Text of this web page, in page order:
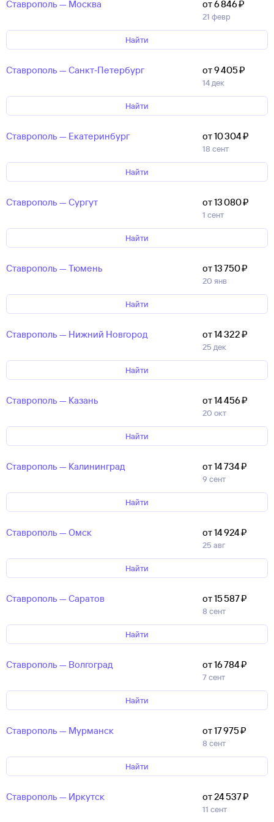
Ставрополь — Москва от 6 ⁠846 ⁠₽
21 февр
Найти
Ставрополь — Санкт‑Петербург от 9 ⁠405 ⁠₽
14 дек
Найти
Ставрополь — Екатеринбург от 10 ⁠304 ⁠₽
18 сент
Найти
Ставрополь — Сургут от 13 ⁠080 ⁠₽
1 сент
Найти
Ставрополь — Тюмень от 13 ⁠750 ⁠₽
20 янв
Найти
Ставрополь — Нижний Новгород от 14 ⁠322 ⁠₽
25 дек
Найти
Ставрополь — Казань от 14 ⁠456 ⁠₽
20 окт
Найти
Ставрополь — Калининград от 14 ⁠734 ⁠₽
9 сент
Найти
Ставрополь — Омск от 14 ⁠924 ⁠₽
25 авг
Найти
Ставрополь — Саратов от 15 ⁠587 ⁠₽
8 сент
Найти
Ставрополь — Волгоград от 16 ⁠784 ⁠₽
7 сент
Найти
Ставрополь — Мурманск от 17 ⁠975 ⁠₽
8 сент
Найти
Ставрополь — Иркутск от 24 ⁠537 ⁠₽
11 сент